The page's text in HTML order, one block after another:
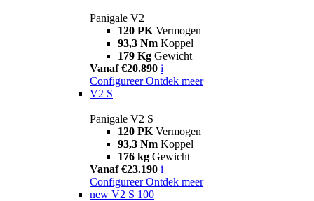
Panigale V2
120 PK Vermogen
93,3 Nm Koppel
179 Kg Gewicht
Vanaf €20.890 i
Configureer Ontdek meer
V2 S
Panigale V2 S
120 PK Vermogen
93,3 Nm Koppel
176 kg Gewicht
Vanaf €23.190 i
Configureer Ontdek meer
new V2 S 100